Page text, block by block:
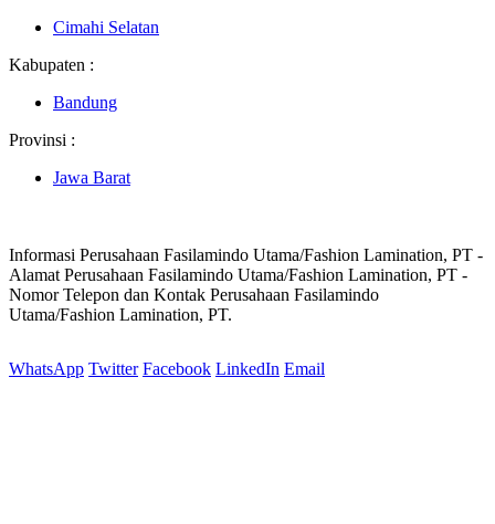
Cimahi Selatan
Kabupaten :
Bandung
Provinsi :
Jawa Barat
Informasi Perusahaan Fasilamindo Utama/Fashion Lamination, PT -
Alamat Perusahaan Fasilamindo Utama/Fashion Lamination, PT -
Nomor Telepon dan Kontak Perusahaan Fasilamindo
Utama/Fashion Lamination, PT.
WhatsApp Twitter Facebook LinkedIn Email